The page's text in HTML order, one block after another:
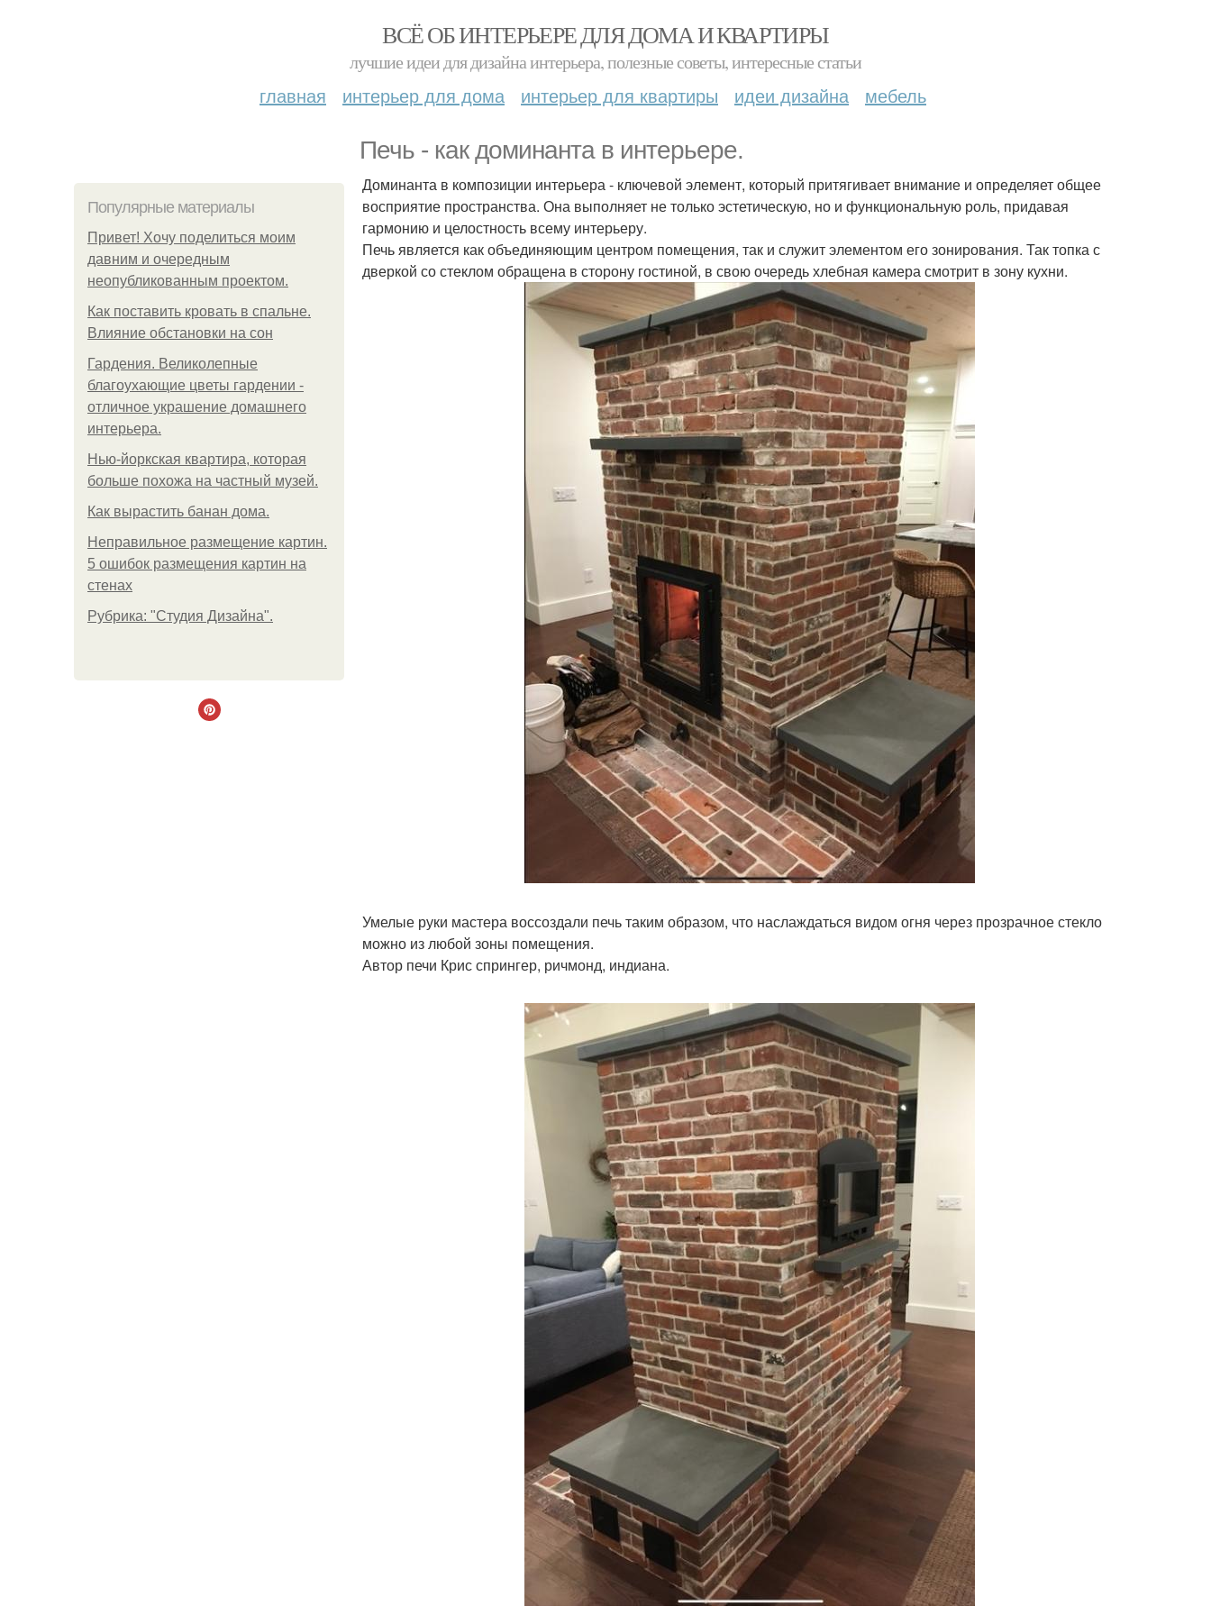
ВСЁ ОБ ИНТЕРЬЕРЕ ДЛЯ ДОМА И КВАРТИРЫ
лучшие идеи для дизайна интерьера, полезные советы, интересные статьи
главная интерьер для дома интерьер для квартиры идеи дизайна мебель
Печь - как доминанта в интерьере.
Популярные материалы
Привет! Хочу поделиться моим
давним и очередным
неопубликованным проектом.
Как поставить кровать в спальне.
Влияние обстановки на сон
Гардения. Великолепные
благоухающие цветы гардении -
отличное украшение домашнего
интерьера.
Нью-йоркская квартира, которая
больше похожа на частный музей.
Как вырастить банан дома.
Неправильное размещение картин.
5 ошибок размещения картин на
стенах
Рубрика: "Студия Дизайна".
Доминанта в композиции интерьера - ключевой элемент, который притягивает внимание и определяет общее
восприятие пространства. Она выполняет не только эстетическую, но и функциональную роль, придавая
гармонию и целостность всему интерьеру.
Печь является как объединяющим центром помещения, так и служит элементом его зонирования. Так топка с
дверкой со стеклом обращена в сторону гостиной, в свою очередь хлебная камера смотрит в зону кухни.
Умелые руки мастера воссоздали печь таким образом, что наслаждаться видом огня через прозрачное стекло
можно из любой зоны помещения.
Автор печи Крис спрингер, ричмонд, индиана.